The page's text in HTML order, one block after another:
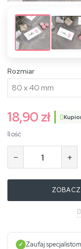
Rozmiar
18,90 zł
Ilość
− +
✓ Zaufaj